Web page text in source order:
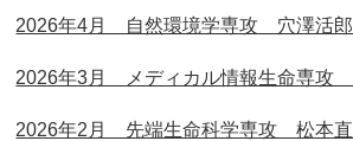
2026年4月 自然環境学専攻 穴澤活郎
2026年3月 メディカル情報生命専攻
2026年2月 先端生命科学専攻 松本直